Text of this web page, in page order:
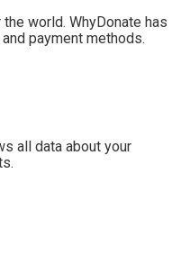
world. WhyDonate has
payment methods.
all data about your